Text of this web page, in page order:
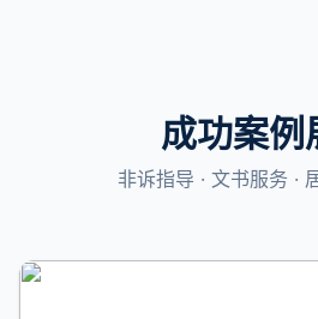
成功案例
非诉指导 · 文书服务 ·